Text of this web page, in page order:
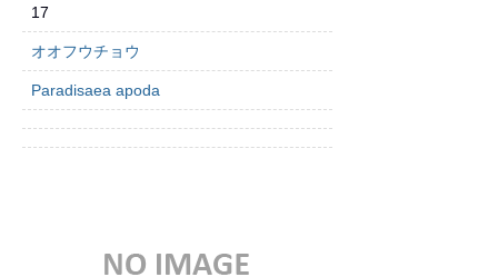
17
オオフウチョウ
Paradisaea apoda